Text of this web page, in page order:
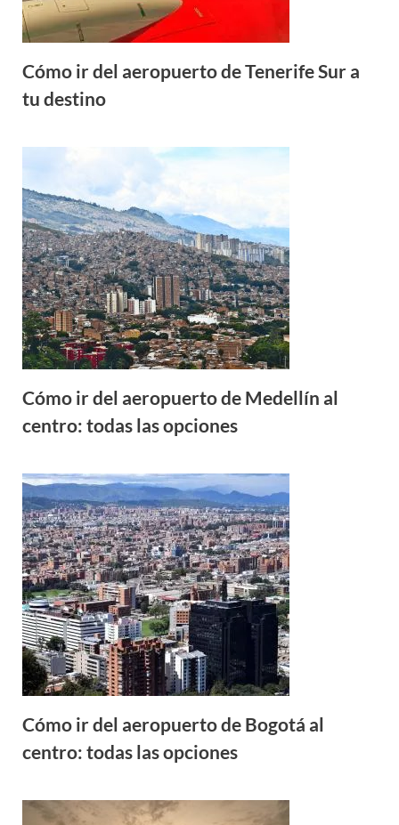
Cómo ir del aeropuerto de Tenerife Sur a
tu destino
Cómo ir del aeropuerto de Medellín al
centro: todas las opciones
Cómo ir del aeropuerto de Bogotá al
centro: todas las opciones